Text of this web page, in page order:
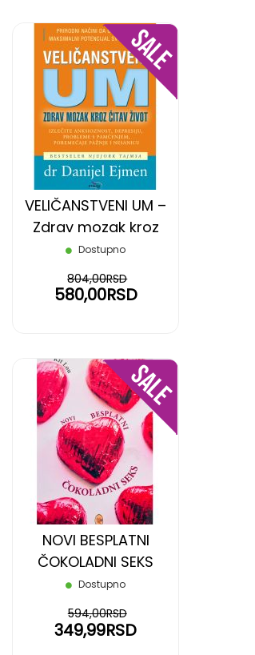
VELIČANSTVENI UM –
Zdrav mozak kroz
čitav život
Dostupno
580,00RSD
804,00RSD
DODAJ
NA
NOVI BESPLATNI
ČOKOLADNI SEKS
Dostupno
349,99RSD
594,00RSD
DODAJ
NA